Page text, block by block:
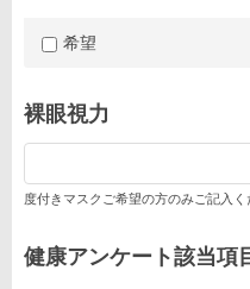
希望
裸眼視力
度付きマスクご希望の方のみご記入く
健康アンケート該当項